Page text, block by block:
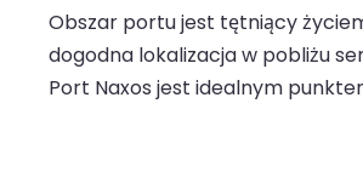
Obszar portu jest tętniący
dogodna lokalizacja w pobliżu
Port Naxos jest idealnym